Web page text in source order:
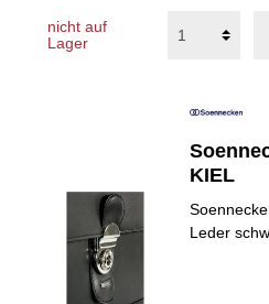
nicht auf
Lager
KIEL
Leder